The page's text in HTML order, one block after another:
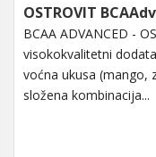
OSTROVIT
BCAA ADVANCED -
visokokvalitetni
voćna ukusa (mango,
složena kombinacija...